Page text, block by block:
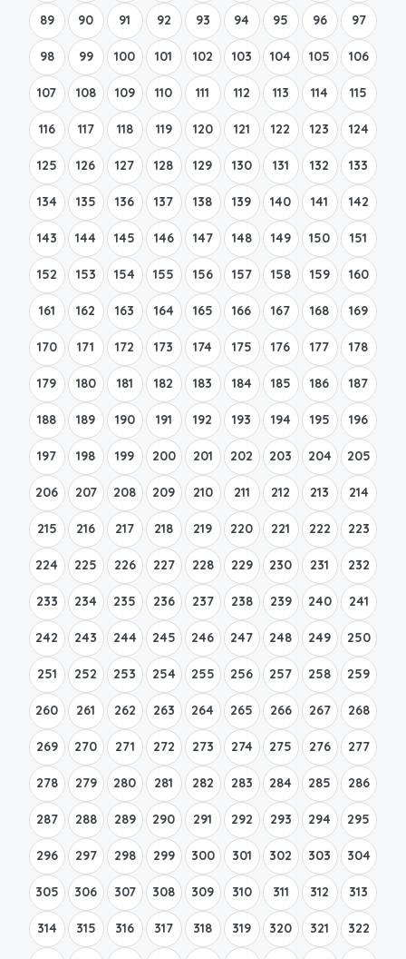
89 90 91 92 93 94 95 96 97
98 99 100 101 102 103 104 105 106
107 108 109 110 111 112 113 114 115
116 117 118 119 120 121 122 123 124
125 126 127 128 129 130 131 132 133
134 135 136 137 138 139 140 141 142
143 144 145 146 147 148 149 150 151
152 153 154 155 156 157 158 159 160
161 162 163 164 165 166 167 168 169
170 171 172 173 174 175 176 177 178
179 180 181 182 183 184 185 186 187
188 189 190 191 192 193 194 195 196
197 198 199 200 201 202 203 204 205
206 207 208 209 210 211 212 213 214
215 216 217 218 219 220 221 222 223
224 225 226 227 228 229 230 231 232
233 234 235 236 237 238 239 240 241
242 243 244 245 246 247 248 249 250
251 252 253 254 255 256 257 258 259
260 261 262 263 264 265 266 267 268
269 270 271 272 273 274 275 276 277
278 279 280 281 282 283 284 285 286
287 288 289 290 291 292 293 294 295
296 297 298 299 300 301 302 303 304
305 306 307 308 309 310 311 312 313
314 315 316 317 318 319 320 321 322